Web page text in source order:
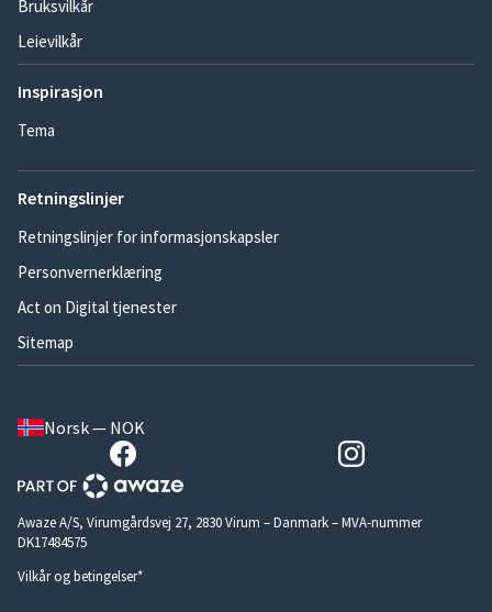
Bruksvilkår
Leievilkår
Inspirasjon
Tema
Retningslinjer
Retningslinjer for informasjonskapsler
Personvernerklæring
Act on Digital tjenester
Sitemap
Norsk — NOK
Awaze A/S, Virumgårdsvej 27, 2830 Virum – Danmark – MVA-nummer
DK17484575
Vilkår og betingelser*